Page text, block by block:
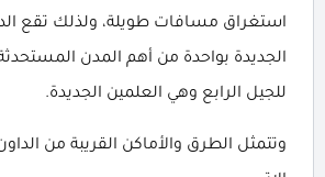
استغراق مسافات طويلة، ولذلك تقع
الجديدة بواحدة من أهم المدن
للجيل الرابع وهي العلمين الجديدة.
وتتمثل الطرق والأماكن القريبة من